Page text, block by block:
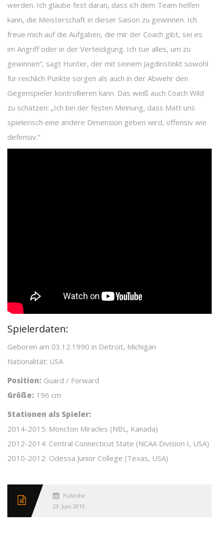
werden. Ich glaube fest daran, dass ich dem Team helfen
kann, die Meisterschaft in dieser Saison zu gewinnen. Ich
freue mich auf die Aufgaben, die mir der Coach gibt, sei es
im Angriff oder in der Verteidigung. Ich tue alles, um zu
gewinnen“, sagt Hunter, der mit seinem Jagdinstinkt sowohl
für reichlich Punkte sorgen als auch in der Abwehr den
Gegenspieler kontrollieren kann. Das weiß auch Coach Wild
zu schätzen: „Ich bin der festen Meinung, dass Matt uns
spielerisch eine andere Dimension geben wird, offensiv wie
defensiv.“
Spielerdaten:
Geboren am 03.12.1990 in Detroit, Michigan
Nationalität: USA
Position: Guard / Forward
Größe: 196 cm
Stationen als Spieler:
2014-2015: Moncton Miracles (NBL, Kanada)
2012-2014: Central Connecticut State (NCAA Division I, USA)
2010-2012: Odessa Junior College (Texas, USA)
Published
23. Juni 2015